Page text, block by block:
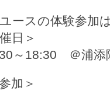
ースの体験参加
日＞
～18:30 ＠浦添
加＞